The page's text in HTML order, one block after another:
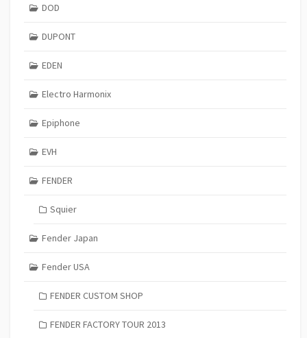
DOD
DUPONT
EDEN
Electro Harmonix
Epiphone
EVH
FENDER
Squier
Fender Japan
Fender USA
FENDER CUSTOM SHOP
FENDER FACTORY TOUR 2013